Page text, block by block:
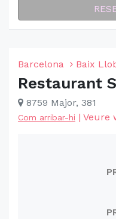
Barcelona Baix
Restaurant
8759 Major, 381
Com arribar-hi | Veure